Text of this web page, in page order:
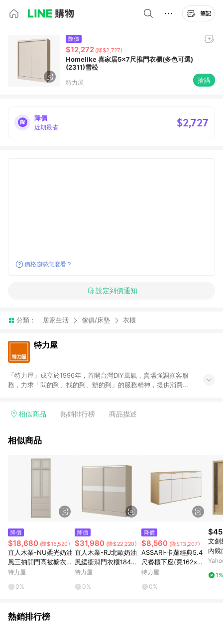
筆記
降價
$12,272 (降$2,727)
Homelike 喜家居5x7尺推門衣櫃(多色可選)
(2311)雪松
特力屋 搶購
降價
近期最省 $2,727
價格趨勢怎麼看？
設定到價通知
分類： 居家生活 傢俱/床墊 衣櫃
特力屋
「特力屋」成立於1996年，首開台灣DIY風氣，賣場強調顧客服
務，力求「問的到、找的到、辦的到」的服務精神，提供消費者
客找到居家修繕、佈置或裝潢時所需；另外，在各家分店內規劃
等各方面進行整合，提升服務質感，期望每一位來店顧客，能輕
結帳流程(Easy to buy)、每次到「特力屋」購物都能得到新的啟
發與靈感(Exciting experience)，同時持續提供消費者居家修繕
最佳解決方案，以創造優質居家環境為首要目標，成為消費者打
造幸福家園時的優先選擇。
相似商品 熱銷排行榜 商品描述
相似商品
降價
$18,680 (降$15,520)
直人木業-NU柔光奶油
風三抽開門高被櫥衣櫃
75公分
特力屋
0%
降價
$31,980 (降$22,220)
直人木業-RJ北歐奶油
風緩衝滑門衣櫃184公
分
特力屋
0%
降價
$8,560 (降$13,207)
ASSARI-卡蘿經典5.4
尺餐櫃下座(寬162x深4
0x高80cm)
特力屋
0%
文創
內
1%
熱銷排行榜